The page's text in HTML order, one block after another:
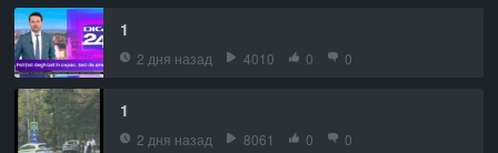
1
2 дня назад 4010 0 0
1
2 дня назад 8061 0 0